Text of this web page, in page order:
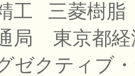
工
三菱樹脂
局
東京都
ゼクティブ